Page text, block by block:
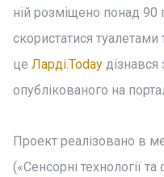
ній розміщено понад 90
скористатися
це Ларді.Today
опублікованого на
Проект реалізовано в
(«Сенсорні технології